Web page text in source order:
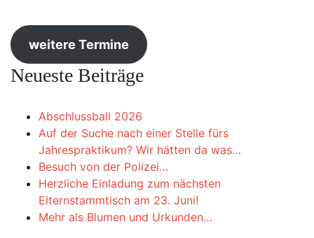
weitere Termine
Neueste Beiträge
Abschlussball 2026
Auf der Suche nach einer Stelle fürs
Jahrespraktikum? Wir hätten da was…
Besuch von der Polizei…
Herzliche Einladung zum nächsten
Elternstammtisch am 23. Juni!
Mehr als Blumen und Urkunden…